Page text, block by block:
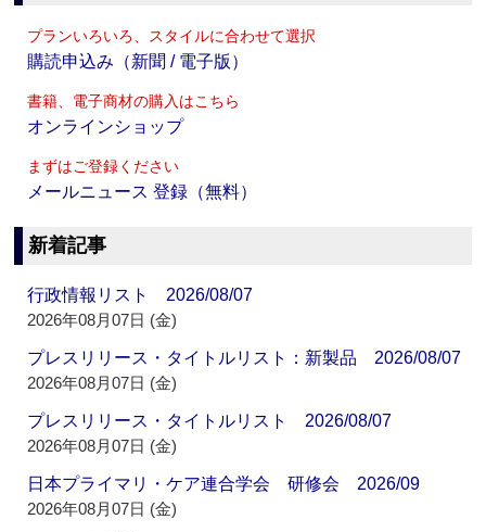
プランいろいろ、スタイルに合わせて選択
購読申込み（新聞 / 電子版）
書籍、電子商材の購入はこちら
オンラインショップ
まずはご登録ください
メールニュース 登録（無料）
新着記事
行政情報リスト 2026/08/07
2026年08月07日 (金)
プレスリリース・タイトルリスト：新製品 2026/08/07
2026年08月07日 (金)
プレスリリース・タイトルリスト 2026/08/07
2026年08月07日 (金)
日本プライマリ・ケア連合学会 研修会 2026/09
2026年08月07日 (金)